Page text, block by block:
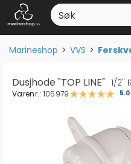
Marineshop>VVS>
Dusjhode "TOP LINE" 1/2"
Varenr.: 105979 5.0